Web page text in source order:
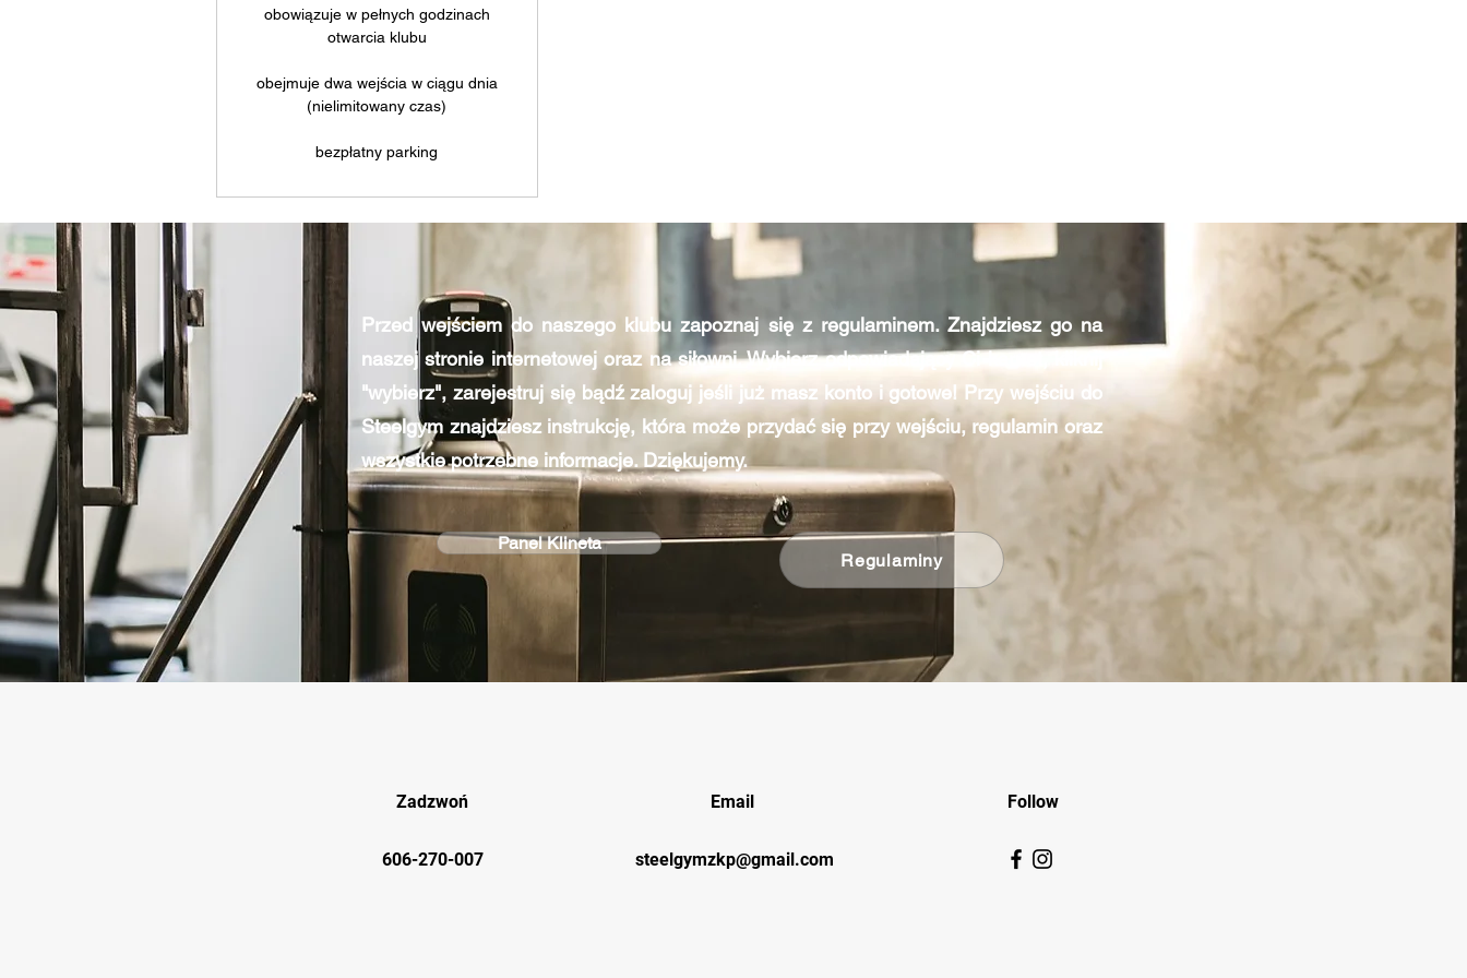
obowiązuje w pełnych godzinach
otwarcia klubu
obejmuje dwa wejścia w ciągu dnia
(nielimitowany czas)
bezpłatny parking
Przed wejściem do naszego klubu zapoznaj się z regulaminem. Znajdziesz go na
naszej stronie internetowej oraz na siłowni. Wybierz odpowiadający Ci karnet, kliknij
"wybierz", zarejestruj się bądź zaloguj jeśli już masz konto i gotowe! Przy wejściu do
Steelgym znajdziesz instrukcję, która może przydać się przy wejściu, regulamin oraz
wszystkie potrzebne informacje. Dziękujemy.
Panel Klineta
Regulaminy
Zadzwoń
606-270-007
Email
steelgymzkp@gmail.com
Follow